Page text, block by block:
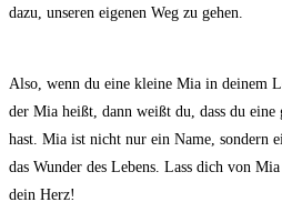
dazu, unseren eigenen Weg ⁤zu ‍gehen.
Also, wenn⁤ du​ eine ⁤kleine Mia in deinem
der Mia heißt, dann weißt du, dass du eine
hast. Mia ⁢ist nicht‍ nur ein Name, sondern
das Wunder des Lebens. Lass dich von
dein Herz!